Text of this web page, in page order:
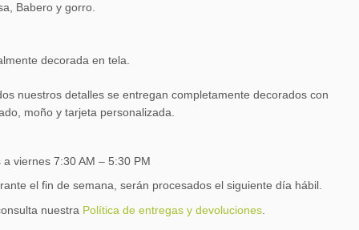
Babero y gorro.
decorada en tela.
nuestros detalles se entregan completamente decorados con
moño y tarjeta personalizada.
viernes 7:30 AM – 5:30 PM
el fin de semana, serán procesados el siguiente día hábil.
nuestra Política de entregas y devoluciones